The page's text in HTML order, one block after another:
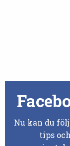
Nu kan du
tips